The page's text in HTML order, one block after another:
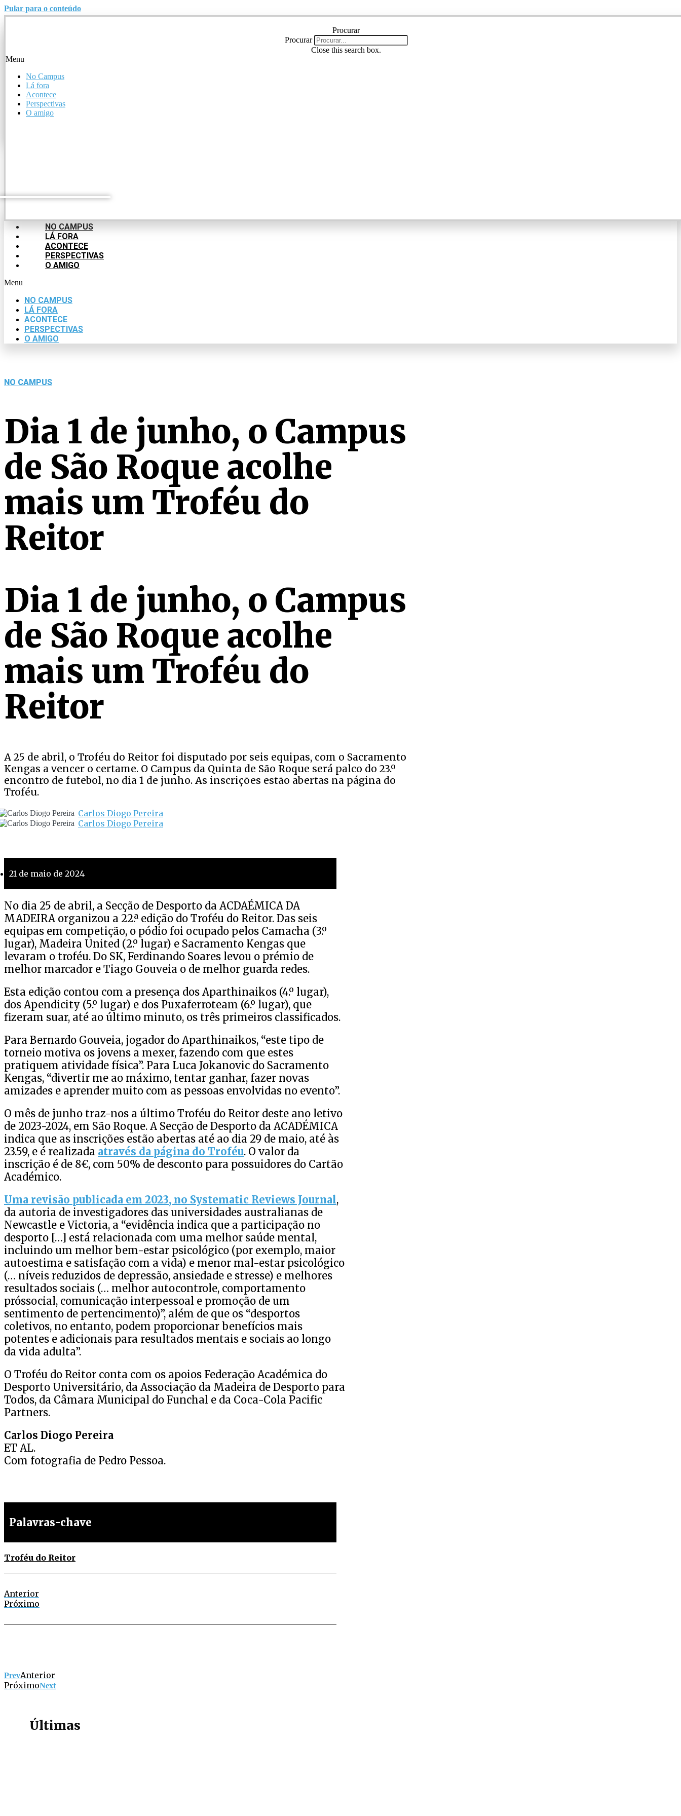
Pular para o conteúdo
Procurar
Procurar
Close this search box.
Menu
No Campus
Lá fora
Acontece
Perspectivas
O amigo
Procurar
No Campus
Lá fora
Acontece
Perspectivas
NO CAMPUS
LÁ FORA
ACONTECE
PERSPECTIVAS
O AMIGO
Menu
NO CAMPUS
LÁ FORA
ACONTECE
PERSPECTIVAS
O AMIGO
NO CAMPUS
Dia 1 de junho, o Campus
de São Roque acolhe
mais um Troféu do
Reitor
Dia 1 de junho, o Campus
de São Roque acolhe
mais um Troféu do
Reitor
A 25 de abril, o Troféu do Reitor foi disputado por seis equipas, com o Sacramento
Kengas a vencer o certame. O Campus da Quinta de São Roque será palco do 23.º
encontro de futebol, no dia 1 de junho. As inscrições estão abertas na página do
Troféu.
Carlos Diogo Pereira
Carlos Diogo Pereira
21 de maio de 2024
No dia 25 de abril, a Secção de Desporto da ACDAÉMICA DA
MADEIRA organizou a 22.ª edição do Troféu do Reitor. Das seis
equipas em competição, o pódio foi ocupado pelos Camacha (3.º
lugar), Madeira United (2.º lugar) e Sacramento Kengas que
levaram o troféu. Do SK, Ferdinando Soares levou o prémio de
melhor marcador e Tiago Gouveia o de melhor guarda redes.
Esta edição contou com a presença dos Aparthinaikos (4.º lugar),
dos Apendicity (5.º lugar) e dos Puxaferroteam (6.º lugar), que
fizeram suar, até ao último minuto, os três primeiros classificados.
Para Bernardo Gouveia, jogador do Aparthinaikos, “este tipo de
torneio motiva os jovens a mexer, fazendo com que estes
pratiquem atividade física”. Para Luca Jokanovic do Sacramento
Kengas, “divertir me ao máximo, tentar ganhar, fazer novas
amizades e aprender muito com as pessoas envolvidas no evento”.
O mês de junho traz-nos a último Troféu do Reitor deste ano letivo
de 2023-2024, em São Roque. A Secção de Desporto da ACADÉMICA
indica que as inscrições estão abertas até ao dia 29 de maio, até às
23.59, e é realizada através da página do Troféu. O valor da
inscrição é de 8€, com 50% de desconto para possuidores do Cartão
Académico.
Uma revisão publicada em 2023, no Systematic Reviews Journal,
da autoria de investigadores das universidades australianas de
Newcastle e Victoria, a “evidência indica que a participação no
desporto […] está relacionada com uma melhor saúde mental,
incluindo um melhor bem-estar psicológico (por exemplo, maior
autoestima e satisfação com a vida) e menor mal-estar psicológico
(… níveis reduzidos de depressão, ansiedade e stresse) e melhores
resultados sociais (… melhor autocontrole, comportamento
próssocial, comunicação interpessoal e promoção de um
sentimento de pertencimento)”, além de que os “desportos
coletivos, no entanto, podem proporcionar benefícios mais
potentes e adicionais para resultados mentais e sociais ao longo
da vida adulta”.
O Troféu do Reitor conta com os apoios Federação Académica do
Desporto Universitário, da Associação da Madeira de Desporto para
Todos, da Câmara Municipal do Funchal e da Coca-Cola Pacific
Partners.
Carlos Diogo Pereira
ET AL.
Com fotografia de Pedro Pessoa.
Palavras-chave
Troféu do Reitor
Anterior
Próximo
PrevAnterior
PróximoNext
Últimas